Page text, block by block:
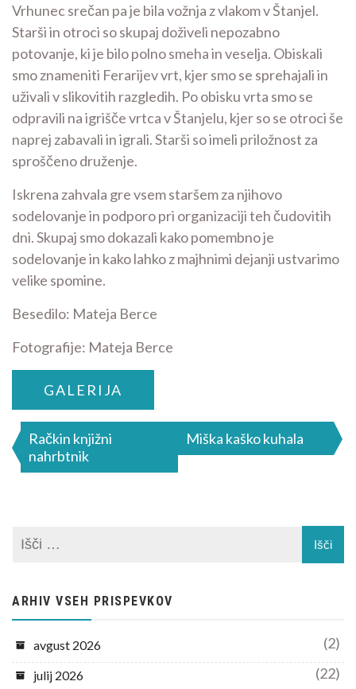
Vrhunec srečan pa je bila vožnja z vlakom v Štanjel.
Starši in otroci so skupaj doživeli nepozabno
potovanje, ki je bilo polno smeha in veselja. Obiskali
smo znameniti Ferarijev vrt, kjer smo se sprehajali in
uživali v slikovitih razgledih. Po obisku vrta smo se
odpravili na igrišče vrtca v Štanjelu, kjer so se otroci še
naprej zabavali in igrali. Starši so imeli priložnost za
sproščeno druženje.
Iskrena zahvala gre vsem staršem za njihovo
sodelovanje in podporo pri organizaciji teh čudovitih
dni. Skupaj smo dokazali kako pomembno je
sodelovanje in kako lahko z majhnimi dejanji ustvarimo
velike spomine.
Besedilo: Mateja Berce
Fotografije: Mateja Berce
GALERIJA
Navigacija
prispevka
Račkin knjižni
nahrbtnik
Miška kaško kuhala
ARHIV VSEH PRISPEVKOV
avgust 2026 (2)
julij 2026 (22)